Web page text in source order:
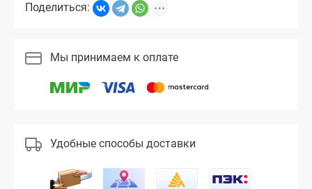
Поделиться:
Мы принимаем к оплате
Удобные способы доставки